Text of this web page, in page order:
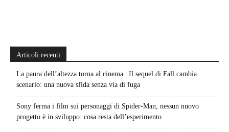
Articoli recenti
La paura dell’altezza torna al cinema | Il sequel di Fall cambia
scenario: una nuova sfida senza via di fuga
Sony ferma i film sui personaggi di Spider-Man, nessun nuovo
progetto è in sviluppo: cosa resta dell’esperimento